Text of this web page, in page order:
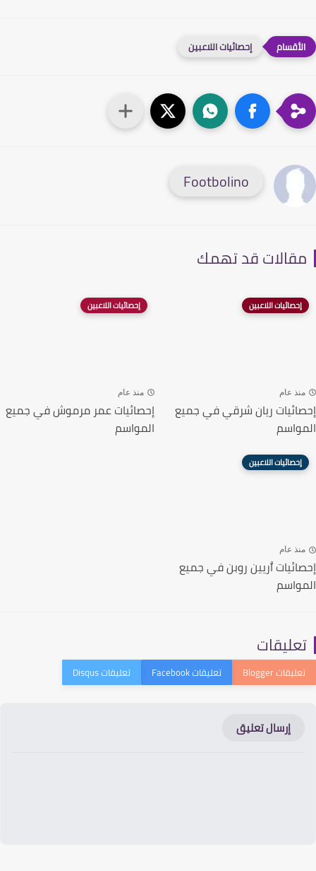
إحصائيات اللاعبين
Footbolino
قد تهمك
إحصائيات اللاعبين
عام
ريان شرقي في جميع
إحصائيات اللاعبين
منذ عام
إحصائيات عمر مرموش في جميع
المواسم
إحصائيات اللاعبين
عام
ٱريين روبن في جميع
إرسال تعليق